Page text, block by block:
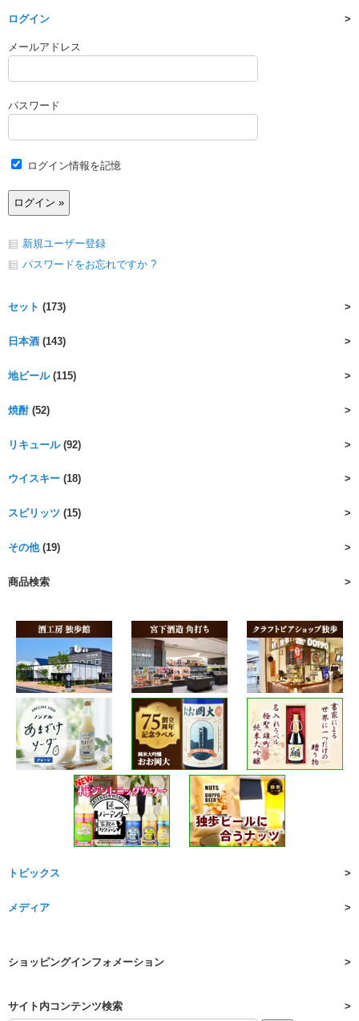
ログイン
メールアドレス
パスワード
ログイン情報を記憶
新規ユーザー登録
パスワードをお忘れですか ?
セット (173)
日本酒 (143)
地ビール(115)
焼酎(52)
リキュール(92)
ウイスキー (18)
スピリッツ (15)
その他(19)
商品検索
トピックス
メディア
ショッピングインフォメーション
サイト内コンテンツ検索